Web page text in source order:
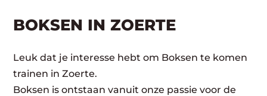
BOKSEN IN ZOERTE
Leuk dat je interesse hebt om Boksen te komen
trainen in Zoerte.
Boksen is ontstaan vanuit onze passie voor de